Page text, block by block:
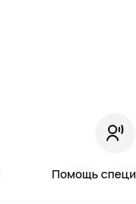
Помощь